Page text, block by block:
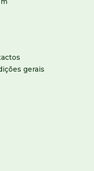
gerais